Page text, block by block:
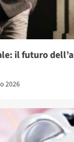
il futuro
2026